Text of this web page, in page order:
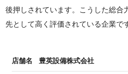
後押しされています。こうした総合
先として高く評価されている企業で
店舗名 豊英設備株式会社